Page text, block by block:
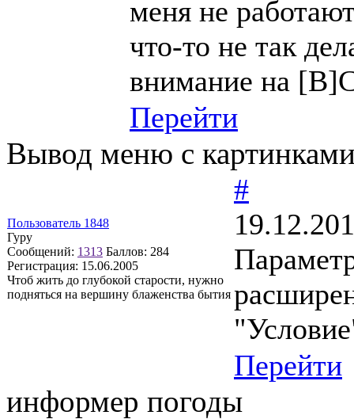
меня не
что-то не так
внимание на
Перейти
Вывод меню с
Пользователь 1848
Гуру
Сообщений: 1313 Баллов: 284
Регистрация: 15.06.2005
Чтоб жить до глубокой старости, нужно
подняться на вершину блаженства бытия
#
Перейти
информер погоды